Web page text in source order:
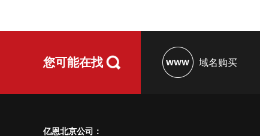
您可能在找 域名购买
亿恩北京公司：